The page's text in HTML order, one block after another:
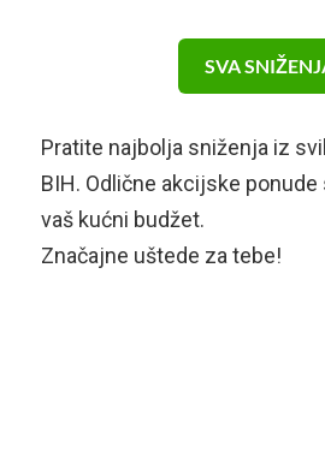
SVA
Pratite najbolja sniženja iz
BIH. Odlične akcijske ponude
vaš kućni budžet.
Značajne uštede za tebe!